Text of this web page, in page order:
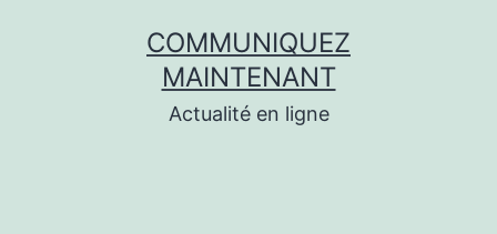
COMMUNIQUEZ
MAINTENANT
Actualité en ligne